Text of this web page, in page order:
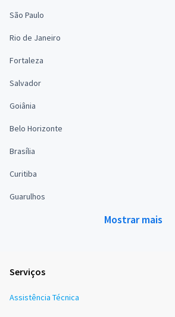
São Paulo
Rio de Janeiro
Fortaleza
Salvador
Goiânia
Belo Horizonte
Brasília
Curitiba
Guarulhos
Mostrar mais
Serviços
Assistência Técnica